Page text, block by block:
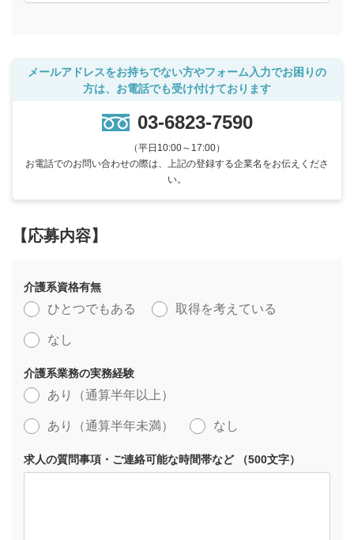
メールアドレスをお持ちでない方やフォーム入力でお困りの
方は、お電話でも受け付けております
03-6823-7590
（平日10:00～17:00）
お電話でのお問い合わせの際は、上記の登録する企業名をお伝えくださ
い。
【応募内容】
介護系資格有無
ひとつでもある 取得を考えている
なし
介護系業務の実務経験
あり（通算半年以上）
あり（通算半年未満） なし
求人の質問事項・ご連絡可能な時間帯など （500文字）